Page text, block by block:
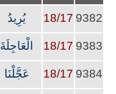
9382
18/17 يُرِيدُ
9383
18/17 الْعَاجِلَةَ
9384
18/17 عَجَّلْنَا